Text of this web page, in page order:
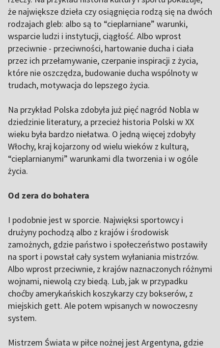
że największe dzieła czy osiągnięcia rodzą się na dwóch
rodzajach gleb: albo są to “cieplarniane” warunki,
wsparcie ludzi i instytucji, ciągłość. Albo wprost
przeciwnie - przeciwności, hartowanie ducha i ciała
przez ich przełamywanie, czerpanie inspiracji z życia,
które nie oszczędza, budowanie ducha wspólnoty w
trudach, motywacja do lepszego życia.
Na przykład Polska zdobyła już pięć nagród Nobla w
dziedzinie literatury, a przecież historia Polski w XX
wieku była bardzo niełatwa. O jedną więcej zdobyły
Włochy, kraj kojarzony od wielu wieków z kulturą,
“cieplarnianymi” warunkami dla tworzenia i w ogóle
życia.
Od zera do bohatera
I podobnie jest w sporcie. Najwięksi sportowcy i
drużyny pochodzą albo z krajów i środowisk
zamożnych, gdzie państwo i społeczeństwo postawiły
na sport i powstał cały system wyłaniania mistrzów.
Albo wprost przeciwnie, z krajów naznaczonych różnymi
wojnami, niewolą czy biedą. Lub, jak w przypadku
choćby amerykańskich koszykarzy czy bokserów, z
miejskich gett. Ale potem wpisanych w nowoczesny
system.
Mistrzem Świata w piłce nożnej jest Argentyna, gdzie